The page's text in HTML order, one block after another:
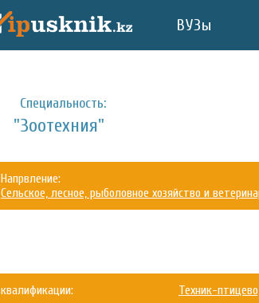
ВУЗы
Специальность:
"Зоотехния"
Напрвление:
Сельское, лесное, рыболовное хозяйство и
квалификации:
Техник-